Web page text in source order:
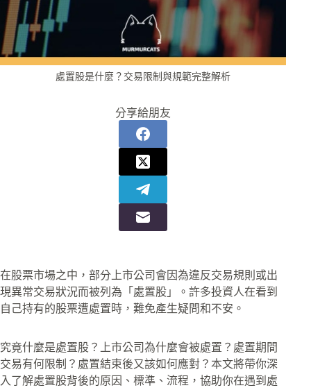
處置股是什麼？交易限制與規範完整解析
分享給朋友
在股票市場之中，部分上市公司會因為違反交易規則或出
現異常交易狀況而被列為「處置股」。許多投資人在看到
自己持有的股票遭處置時，難免產生疑問和不安。
究竟什麼是處置股？上市公司為什麼會被處置？處置期間
交易有何限制？處置結束後又該如何應對？本文將帶你深
入了解處置股背後的原因、標準、流程，協助你在遇到處